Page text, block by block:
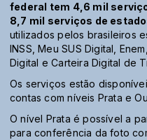
federal tem 4,6 mil
8,7 mil serviços de
utilizados pelos brasileiros
INSS, Meu SUS Digital,
Digital e Carteira Digital de
Os serviços estão
contas com níveis Prata e
O nível Prata é possível a
para conferência da foto